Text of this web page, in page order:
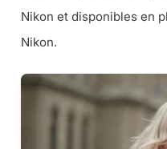
Nikon et disponibles en
Nikon.